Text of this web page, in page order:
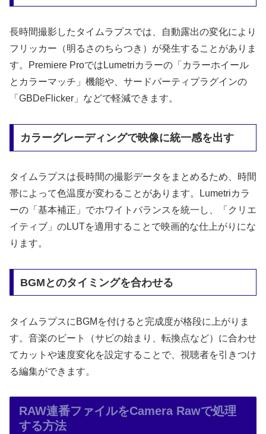
長時間撮影したタイムラプスでは、自動露出の変化により
フリッカー（明るさのちらつき）が発生することがありま
す。Premiere ProではLumetriカラーの「カラーホイール
とカラーマッチ」機能や、サードパーティプラグインの
「GBDeFlicker」などで軽減できます。
カラーグレーディングで映像に統一感を出す
タイムラプスは長時間の撮影データをまとめるため、時間
帯によって色温度が変わることがあります。Lumetriカラ
ーの「基本補正」でホワイトバランスを統一し、「クリエ
イティブ」のLUTを適用することで映画的な仕上がりにな
ります。
BGMとのタイミングを合わせる
タイムラプスにBGMを付けると完成度が格段に上がりま
す。音楽のビート（サビの始まり、転換点など）に合わせ
てカットや速度変化を設定することで、視聴者を引きつけ
る編集ができます。
RAW連番ファイルをCamera Rawで処理
する方法